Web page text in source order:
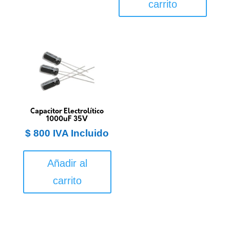
carrito
Capacitor Electrolítico
1000uF 35V
$ 800 IVA Incluido
Añadir al
carrito